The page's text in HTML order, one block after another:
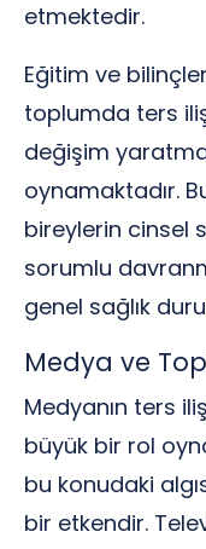
etmektedir.
Eğitim ve
toplumda ters
değişim
oynamaktadır.
bireylerin cinsel
sorumlu
genel sağlık
Medya ve
Medyanın ters
büyük bir rol
bu konudaki
bir etkendir.